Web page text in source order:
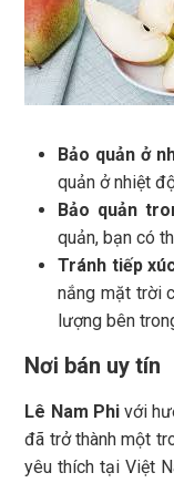
Bảo quản ở
quản ở nhiệt
Bảo quản
quản, bạn có
Tránh tiếp
nắng mặt trời
lượng bên
Nơi bán uy tín
Lê Nam Phivới
đã trở thành một
yêu thích tại Việt